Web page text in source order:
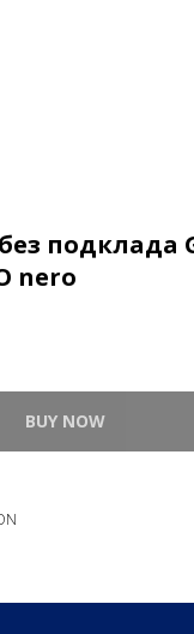
подклада
nero
BUY NOW